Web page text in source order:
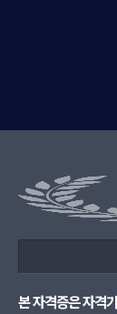
본 자격증은 자격